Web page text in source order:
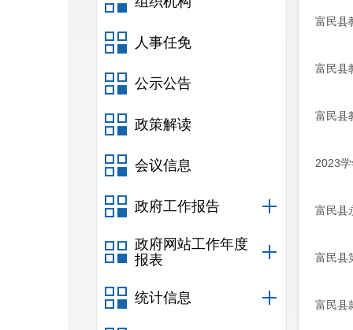
人事任免
公示公告
政策解读
会议信息
政府工作报告
政府网站工作年度
报表
统计信息
富民县
富民县
富民县
2023
富民县
富民县
富民县